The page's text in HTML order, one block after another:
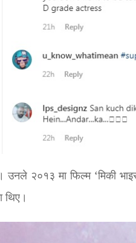
२०१३ मा फिल्म ‘मिकी
थिए।